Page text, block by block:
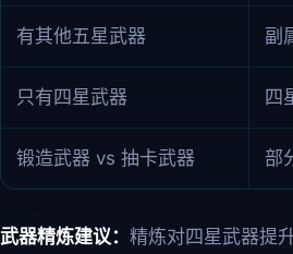
有其他五星武器 副
只有四星武器 四
锻造武器 vs 抽卡武器 部
武器精炼建议： 精炼对四星武器提